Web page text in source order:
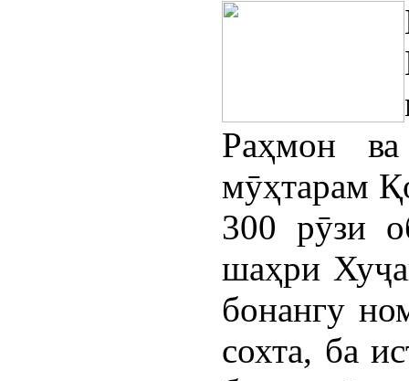
Раҳмон
мӯҳтарам
300 рӯзи
шаҳри
бонангу
сохта, ба